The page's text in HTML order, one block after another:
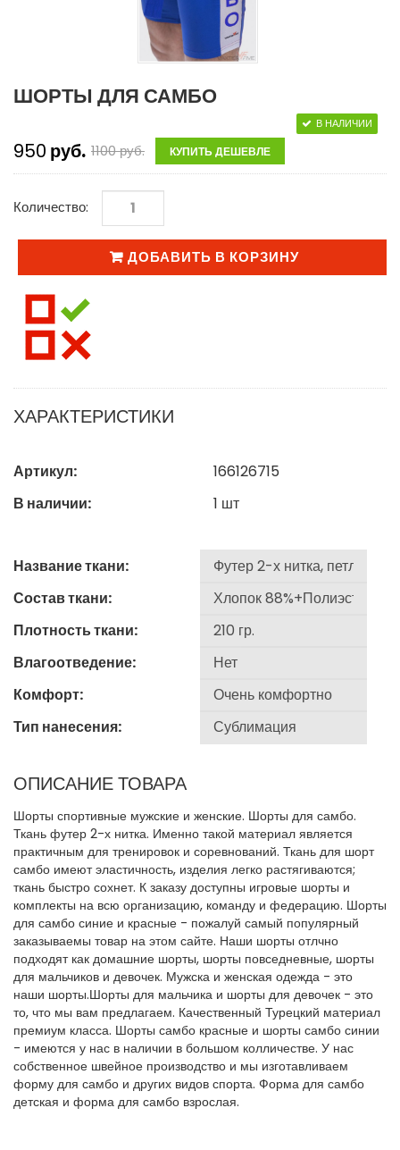
ШОРТЫ ДЛЯ САМБО
950 руб. 1100руб. КУПИТЬ ДЕШЕВЛЕ
В НАЛИЧИИ
Количество:
ДОБАВИТЬ В КОРЗИНУ
ХАРАКТЕРИСТИКИ
Артикул:
166126715
В наличии:
1 шт
Название ткани:
Состав ткани:
Плотность ткани:
Влагоотведение:
Комфорт:
Тип нанесения:
ОПИСАНИЕ ТОВАРА
Шорты спортивные мужские и женские. Шорты для самбо.
Ткань футер 2-х нитка. Именно такой материал является
практичным для тренировок и соревнований. Ткань для шорт
самбо имеют эластичность, изделия легко растягиваются;
ткань быстро сохнет. К заказу доступны игровые шорты и
комплекты на всю организацию, команду и федерацию. Шорты
для самбо синие и красные - пожалуй самый популярный
заказываемы товар на этом сайте. Наши шорты отлчно
подходят как домашние шорты, шорты повседневные, шорты
для мальчиков и девочек. Мужска и женская одежда - это
наши шорты.Шорты для мальчика и шорты для девочек - это
то, что мы вам предлагаем. Качественный Турецкий материал
премиум класса. Шорты самбо красные и шорты самбо синии
- имеются у нас в наличии в большом колличестве. У нас
собственное швейное производство и мы изготавливаем
форму для самбо и других видов спорта. Форма для самбо
детская и форма для самбо взрослая.